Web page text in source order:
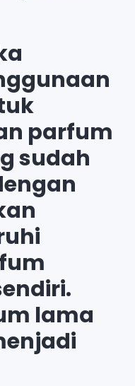
parfum
sudah
lama